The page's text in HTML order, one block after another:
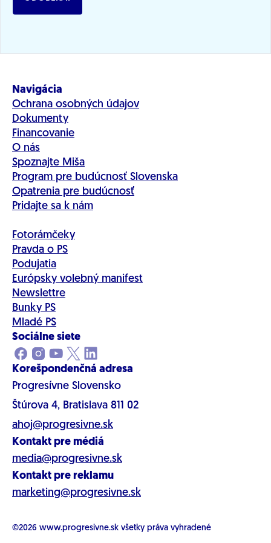
Navigácia
Ochrana osobných údajov
Dokumenty
Financovanie
O nás
Spoznajte Miša
Program pre budúcnosť Slovenska
Opatrenia pre budúcnosť
Pridajte sa k nám
Fotorámčeky
Pravda o PS
Podujatia
Európsky volebný manifest
Newslettre
Bunky PS
Mladé PS
Sociálne siete
Korešpondenčná adresa
Progresívne Slovensko
Štúrova 4, Bratislava 811 02
ahoj@progresivne.sk
Kontakt pre médiá
media@progresivne.sk
Kontakt pre reklamu
marketing@progresivne.sk
©2026 www.progresivne.sk všetky práva vyhradené